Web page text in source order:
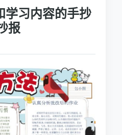
学习内容的手抄
报